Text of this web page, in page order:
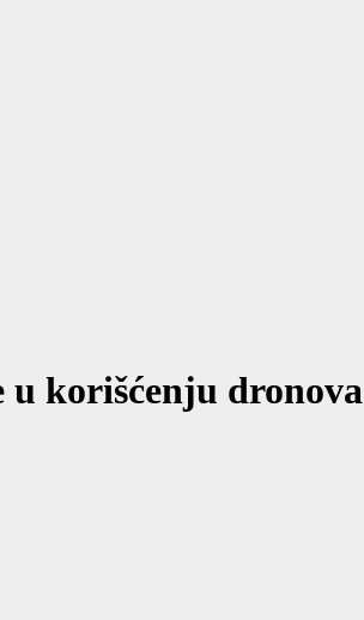
korišćenju dronova